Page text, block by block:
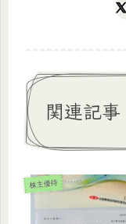
関連記事
株主優待